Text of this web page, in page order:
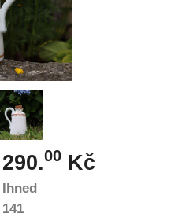
290.00 Kč
Ihned
141